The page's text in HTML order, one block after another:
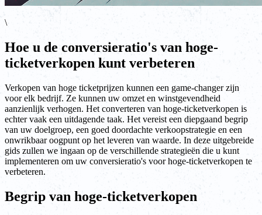
\
Hoe u de conversieratio's van hoge-
ticketverkopen kunt verbeteren
Verkopen van hoge ticketprijzen kunnen een game-changer zijn
voor elk bedrijf. Ze kunnen uw omzet en winstgevendheid
aanzienlijk verhogen. Het converteren van hoge-ticketverkopen is
echter vaak een uitdagende taak. Het vereist een diepgaand begrip
van uw doelgroep, een goed doordachte verkoopstrategie en een
onwrikbaar oogpunt op het leveren van waarde. In deze uitgebreide
gids zullen we ingaan op de verschillende strategieën die u kunt
implementeren om uw conversieratio's voor hoge-ticketverkopen te
verbeteren.
Begrip van hoge-ticketverkopen